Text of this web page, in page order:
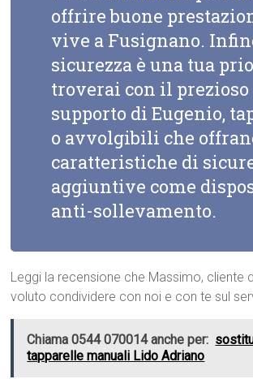
offrire buone
vive a Fusignano.
sicurezza è una tua
troverai con il prezioso
supporto di Eugenio,
o avvolgibili che
caratteristiche di
aggiuntive come
anti-sollevamento.
Leggi la recensione che Massimo, cliente
voluto condividere con noi e con te sul
Chiama 0544 070014 anche per:
tapparelle manuali Lido Adriano